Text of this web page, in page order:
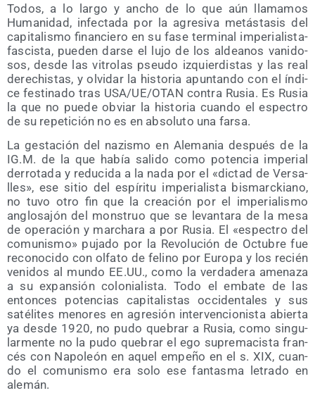
Todos, a lo lar­go y ancho de lo que aún lla­ma­mos
Huma­ni­dad, infec­ta­da por la agre­si­va metás­ta­sis del
capi­ta­lis­mo finan­cie­ro en su fase ter­mi­nal impe­ria­lis­ta-
fas­cis­ta, pue­den dar­se el lujo de los aldea­nos vani­do­
sos, des­de las vitro­las pseu­do izquier­dis­tas y las real
dere­chis­tas, y olvi­dar la his­to­ria apun­tan­do con el índi­
ce fes­ti­na­do tras USA/​UE/​OTAN con­tra Rusia. Es Rusia
la que no pue­de obviar la his­to­ria cuan­do el espec­tro
de su repe­ti­ción no es en abso­lu­to una farsa.
La ges­ta­ción del nazis­mo en Ale­ma­nia des­pués de la
IG.M. de la que había sali­do como poten­cia impe­rial
derro­ta­da y redu­ci­da a la nada por el «dic­tad de Ver­sa­
lles», ese sitio del espí­ri­tu impe­ria­lis­ta bis­marc­kiano,
no tuvo otro fin que la crea­ción por el impe­ria­lis­mo
anglo­sa­jón del mons­truo que se levan­ta­ra de la mesa
de ope­ra­ción y mar­cha­ra a por Rusia. El «espec­tro del
comu­nis­mo» puja­do por la Revo­lu­ción de Octu­bre fue
reco­no­ci­do con olfa­to de felino por Euro­pa y los recién
veni­dos al mun­do EE.UU., como la ver­da­de­ra ame­na­za
a su expan­sión colo­nia­lis­ta. Todo el emba­te de las
enton­ces poten­cias capi­ta­lis­tas occi­den­ta­les y sus
saté­li­tes meno­res en agre­sión inter­ven­cio­nis­ta abier­ta
ya des­de 1920, no pudo que­brar a Rusia, como sin­gu­
lar­men­te no la pudo que­brar el ego supre­ma­cis­ta fran­
cés con Napo­león en aquel empe­ño en el s. XIX, cuan­
do el comu­nis­mo era solo ese fan­tas­ma letra­do en
alemán.